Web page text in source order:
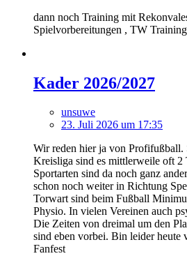
dann noch Training mit
Spielvorbereitungen , TW
Kader 2026/2027
unsuwe
23. Juli 2026 um 17:35
Wir reden hier ja von Profifußball.
Kreisliga sind es mittlerweile oft 2
Sportarten sind da noch ganz
schon noch weiter in Richtung
Torwart sind beim Fußball
Physio. In vielen Vereinen auch
Die Zeiten von dreimal um den
sind eben vorbei. Bin leider heute
Fanfest